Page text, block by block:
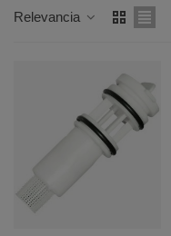
Relevancia